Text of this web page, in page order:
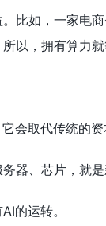
比如，一家电
以，拥有算力就
会取代传统的资
器、芯片，就是
的运转。